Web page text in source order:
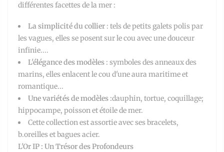
différentes facettes de la mer :
La simplicité du collier : tels de petits galets polis par
les vagues, elles se posent sur le cou avec une douceur
infinie....
L'élégance des modèles : symboles des anneaux des
marins, elles enlacent le cou d'une aura maritime et
romantique...
Une variétés de modèles :dauphin, tortue, coquillage;
hippocampe, poisson et étoile de mer.
Cette collection est assortie avec ses bracelets,
b.oreilles et bagues acier.
L'Or IP : Un Trésor des Profondeurs